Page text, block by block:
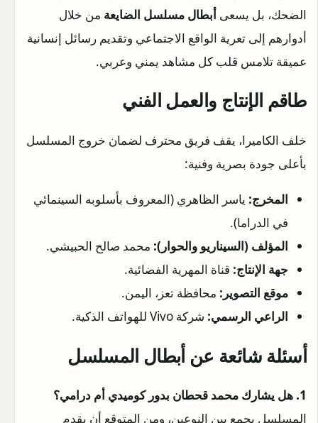
الضحك، بل يسعى أبطال مسلسل الضايعة من خلال
أدوارهم إلى تعرية الواقع الاجتماعي وتقديم رسائل إنسانية
عميقة تلامس قلب كل مشاهد يمني وعربي.
طاقم الإنتاج والعمل الفني
خلف الكاميرا، يقف فريق محترف لضمان خروج المسلسل
بأعلى جودة بصرية وفنية:
المخرج: ياسر الظاهري (المعروف بأسلوبه السينمائي
في الدراما).
المؤلف (السيناريو والحوار): محمد صالح الحبيشي.
جهة الإنتاج: قناة المهرية الفضائية.
موقع التصوير: محافظة تعز، اليمن.
الراعي الرسمي: شركة Vivo للهواتف الذكية.
أسئلة شائعة عن أبطال المسلسل
1. هل يشارك محمد قحطان بدور كوميدي أم درامي؟
المسلسل يجمع بين النوعين، ومن المتوقع أن يقدم